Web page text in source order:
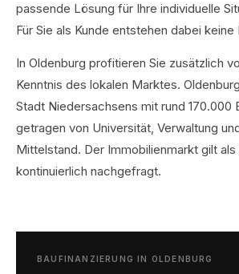
passende Lösung für Ihre individuelle
Für Sie als Kunde entstehen dabei
In Oldenburg profitieren Sie zusätzlich
Kenntnis des lokalen Marktes.
Stadt Niedersachsens mit rund 170.000
getragen von Universität, Verwaltung
Mittelstand. Der Immobilienmarkt gilt als
kontinuierlich nachgefragt.
BAUFINANZIERUNG IN OLDENBURG